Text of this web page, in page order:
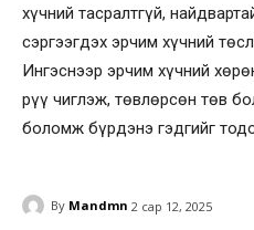
хүчний тасралтгүй,
сэргээгдэх эрчим хүчний
Ингэснээр эрчим хүчний
рүү чиглэж, төвлөрсөн төв
боломж бүрдэнэ гэдгийг
By Mandmn 2 сар 12, 2025